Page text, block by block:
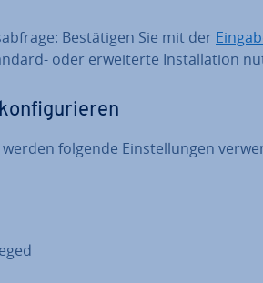
Be­stä­ti­gen Sie mit der
oder er­wei­ter­te In­stal­la­ti­on
folgende Ein­stel­lun­gen